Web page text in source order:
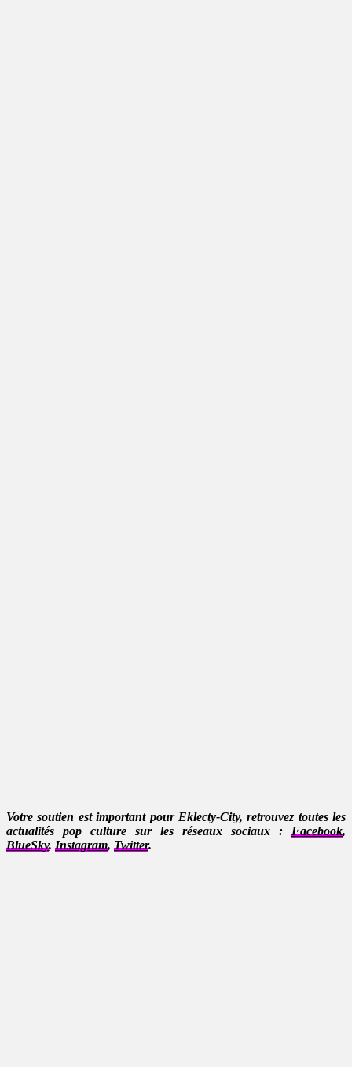
Votre soutien est important pour Eklecty-City, retrouvez toutes les
actualités pop culture sur les réseaux sociaux : Facebook,
BlueSky, Instagram, Twitter.